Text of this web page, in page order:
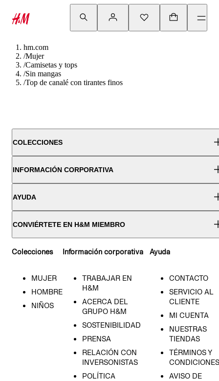
hm.com
/Mujer
/Camisetas y tops
/Sin mangas
/Top de canalé con tirantes finos
COLECCIONES
INFORMACIÓN CORPORATIVA
AYUDA
CONVIÉRTETE EN H&M MIEMBRO
Colecciones
MUJER
HOMBRE
NIÑOS
Información corporativa
TRABAJAR EN
H&M
ACERCA DEL
GRUPO H&M
SOSTENIBILIDAD
PRENSA
RELACIÓN CON
INVERSONISTAS
POLÍTICA
Ayuda
CONTACTO
SERVICIO AL
CLIENTE
MI CUENTA
NUESTRAS
TIENDAS
TÉRMINOS Y
CONDICIONES
AVISO DE